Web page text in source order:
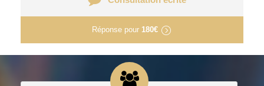
Réponse pour 180€